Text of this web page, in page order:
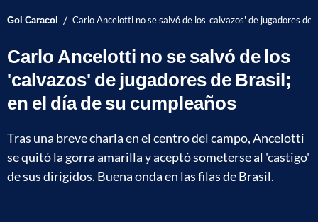
Gol Caracol / Carlo Ancelotti no se salvó de los 'calvazos' de jugadores de
Carlo Ancelotti no se salvó de los
'calvazos' de jugadores de Brasil;
en el día de su cumpleaños
Tras una breve charla en el centro del campo, Ancelotti
se quitó la gorra amarilla y aceptó someterse al 'castigo'
de sus dirigidos. Buena onda en las filas de Brasil.